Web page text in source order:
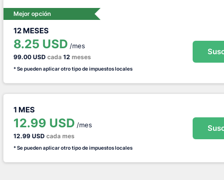
Mejor opción
12 MESES
8.25 USD /mes
99.00 USD cada 12 meses
* Se pueden aplicar otro tipo de impuestos locales
1 MES
12.99 USD /mes
12.99 USD cada mes
* Se pueden aplicar otro tipo de impuestos locales